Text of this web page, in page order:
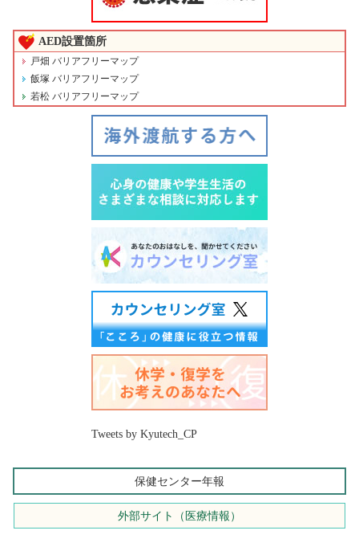
AED設置箇所
戸畑 バリアフリーマップ
飯塚 バリアフリーマップ
若松 バリアフリーマップ
Tweets by Kyutech_CP
保健センター年報
外部サイト（医療情報）